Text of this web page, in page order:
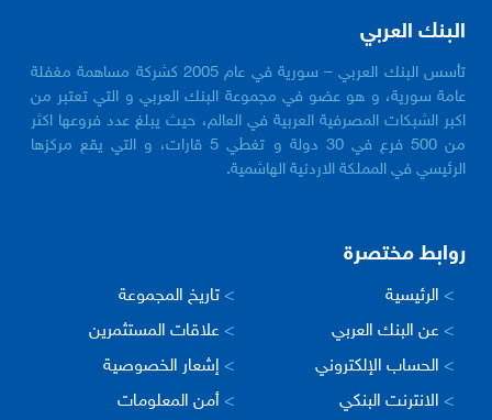
البنك العربي
تأسس البنك العربي – سورية في عام 2005 كشركة مساهمة مغفلة
عامة سورية، و هو عضو في مجموعة البنك العربي و التي تعتبر من
اكبر الشبكات المصرفية العربية في العالم، حيث يبلغ عدد فروعها اكثر
من 500 فرع في 30 دولة و تغطي 5 قارات، و التي يقع مركزها
الرئيسي في المملكة الاردنية الهاشمية.
روابط مختصرة
> الرئيسية > تاريخ المجموعة
> عن البنك العربي > علاقات المستثمرين
> الحساب الإلكتروني > إشعار الخصوصية
> الانترنت البنكي > أمن المعلومات